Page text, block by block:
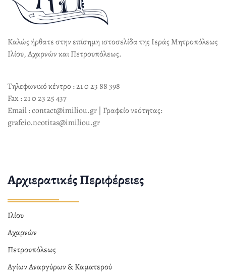
Καλώς ήρθατε στην επίσημη ιστοσελίδα της Ιεράς Μητροπόλεως
Ιλίου, Αχαρνών και Πετρουπόλεως.
Τηλεφωνικό κέντρο : 21 0 23 88 398
Fax : 21 0 23 25 437
Email : contact@imiliou.gr | Γραφείο νεότητας:
grafeio.neotitas@imiliou.gr
Αρχιερατικές Περιφέρειες
Ιλίου
Αχαρνών
Πετρουπόλεως
Αγίων Αναργύρων & Καματερού